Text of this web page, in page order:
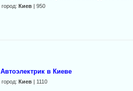
город: Киев | 950
Автоэлектрик в Киеве
город: Киев | 1110